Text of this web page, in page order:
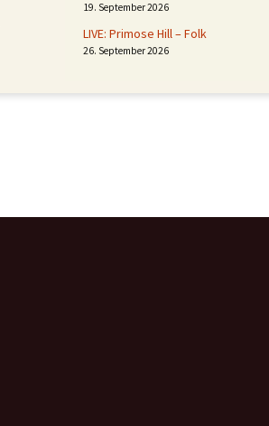
19. September 2026
LIVE: Primose Hill – Folk
26. September 2026